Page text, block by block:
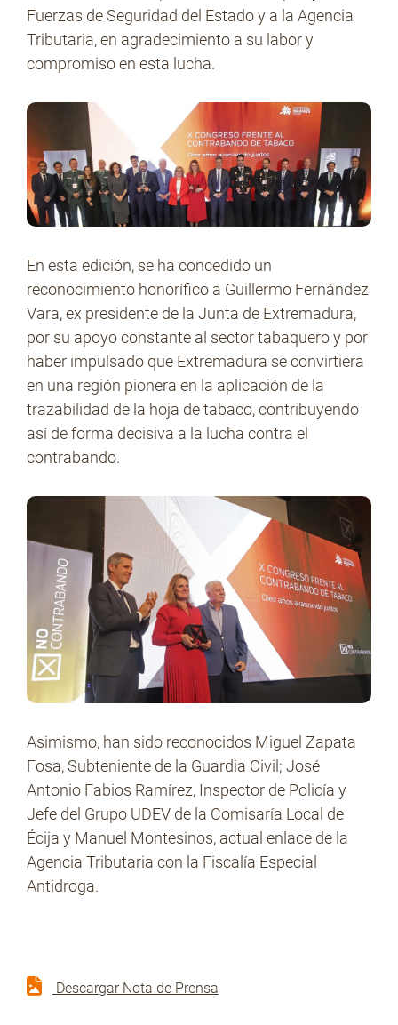
Fuerzas de Seguridad del Estado y a la Agencia
Tributaria, en agradecimiento a su labor y
compromiso en esta lucha.
En esta edición, se ha concedido un
reconocimiento honorífico a Guillermo Fernández
Vara, ex presidente de la Junta de Extremadura,
por su apoyo constante al sector tabaquero y por
haber impulsado que Extremadura se convirtiera
en una región pionera en la aplicación de la
trazabilidad de la hoja de tabaco, contribuyendo
así de forma decisiva a la lucha contra el
contrabando.
Asimismo, han sido reconocidos Miguel Zapata
Fosa, Subteniente de la Guardia Civil; José
Antonio Fabios Ramírez, Inspector de Policía y
Jefe del Grupo UDEV de la Comisaría Local de
Écija y Manuel Montesinos, actual enlace de la
Agencia Tributaria con la Fiscalía Especial
Antidroga.
Descargar Nota de Prensa